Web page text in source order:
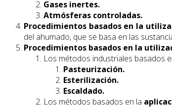
Gases inertes.
Atmósferas controladas.
Procedimientos basados en la
del ahumado, que se basa en las
Procedimientos basados en la
Los métodos industriales basados
Pasteurización.
Esterilización.
Escaldado.
Los métodos basados en la